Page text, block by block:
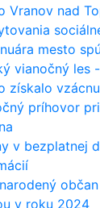
Vranov nad
mesto
vianočný les
získalo
príhovor
v bezplatnej
v roku 2024